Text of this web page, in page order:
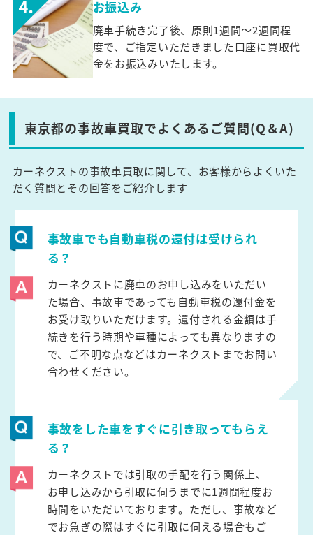
お振込み
廃車手続き完了後、原則1週間～2週間程
度で、ご指定いただきました口座に買取代
金をお振込みいたします。
東京都の事故車買取でよくあるご質問(Q＆A)
カーネクストの事故車買取に関して、お客様からよくいた
だく質問とその回答をご紹介します
事故車でも自動車税の還付は受けられ
る？
カーネクストに廃車のお申し込みをいただい
た場合、事故車であっても自動車税の還付金を
お受け取りいただけます。還付される金額は手
続きを行う時期や車種によっても異なりますの
で、ご不明な点などはカーネクストまでお問い
合わせください。
事故をした車をすぐに引き取ってもらえ
る？
カーネクストでは引取の手配を行う関係上、
お申し込みから引取に伺うまでに1週間程度お
時間をいただいております。ただし、事故など
でお急ぎの際はすぐに引取に伺える場合もご